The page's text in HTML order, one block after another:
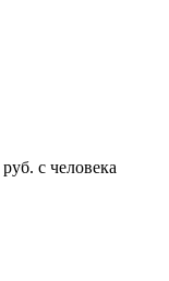
с человека